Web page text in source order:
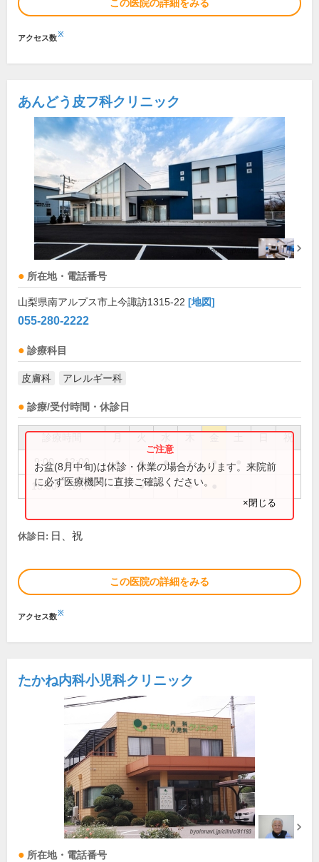
この医院の詳細をみる
アクセス数※
あんどう皮フ科クリニック
所在地・電話番号
山梨県南アルプス市上今諏訪1315-22 [地図]
055-280-2222
診療科目
皮膚科 アレルギー科
診療/受付時間・休診日
祝
9:00～12:00 ● ● ● ● ●
15:00～18:00 ● ● ●
お盆(8月中旬)は休診・休業の場合があります。来院前
に必ず医療機関に直接ご確認ください。
×閉じる
休診日: 日、祝
この医院の詳細をみる
アクセス数※
たかね内科小児科クリニック
所在地・電話番号